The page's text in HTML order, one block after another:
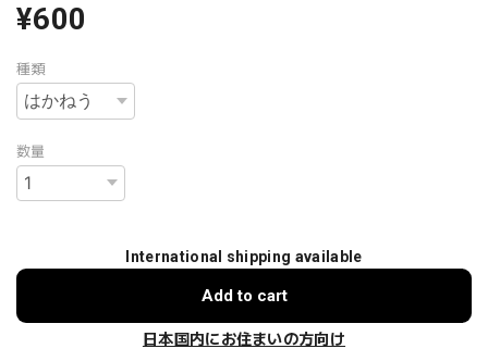
¥600
種類
数量
International shipping available
Add to cart
日本国内にお住まいの方向け